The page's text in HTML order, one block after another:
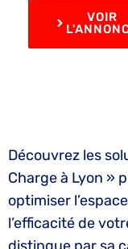
VOIR
Découvrez les
Charge à Lyon »
optimiser
l’efficacité de